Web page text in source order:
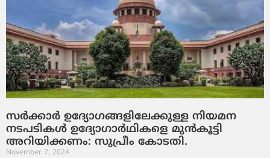
സർക്കാർ ഉദ്യോഗങ്ങളിലേക്കുള്ള നിയമന
നടപടികള്‍ ഉദ്യോഗാർഥികളെ മുൻകൂട്ടി
അറിയിക്കണം: സുപ്രീം കോടതി.
November 7, 2024